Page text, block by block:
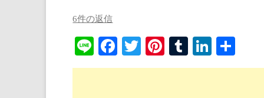
6件の返信
Li
ne
Fa
ce
T
wi
Pi
nt
T
u
Li
nk 有